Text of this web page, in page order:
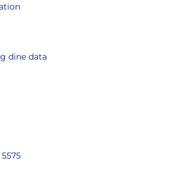
dine data
5575